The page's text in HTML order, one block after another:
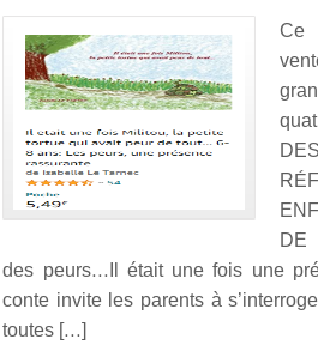
Ce
DE
des peurs…Il était une fois une
conte invite les parents à
toutes […]